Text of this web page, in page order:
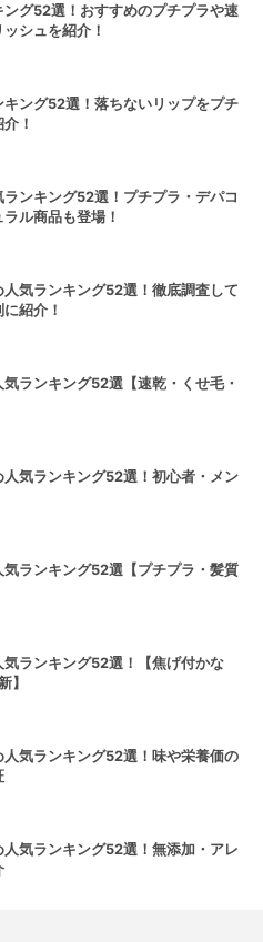
グ52選！おすすめのプチプラや速
シュを紹介！
ング52選！落ちないリップをプチ
！
ンキング52選！プチプラ・デパコ
ル商品も登場！
気ランキング52選！徹底調査して
紹介！
ランキング52選【速乾・くせ毛・
気ランキング52選！初心者・メン
ランキング52選【プチプラ・髪質
ランキング52選！【焦げ付かな
】
気ランキング52選！味や栄養価の
人気ランキング52選！無添加・アレ